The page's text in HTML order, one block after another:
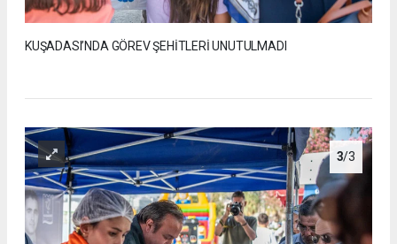
KUŞADASI’NDA GÖREV ŞEHİTLERİ UNUTULMADI
3/3